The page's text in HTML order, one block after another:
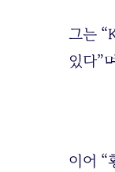
그는
있다”
이어 “